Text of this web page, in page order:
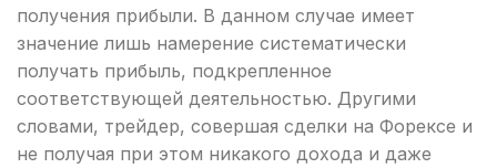
получения прибыли. В данном случае имеет
значение лишь намерение систематически
получать прибыль, подкрепленное
соответствующей деятельностью. Другими
словами, трейдер, совершая сделки на Форексе и
не получая при этом никакого дохода и даже